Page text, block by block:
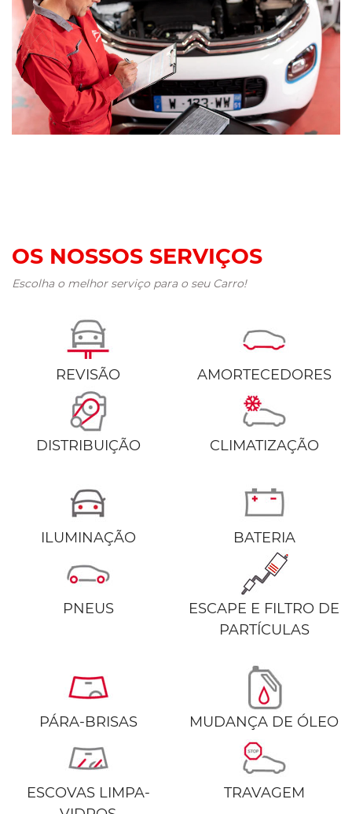
OS NOSSOS SERVIÇOS
Escolha o melhor serviço para o seu Carro!
REVISÃO AMORTECEDORES
DISTRIBUIÇÃO CLIMATIZAÇÃO
ILUMINAÇÃO BATERIA
PNEUS
ESCAPE E FILTRO DE
PARTÍCULAS
PÁRA-BRISAS MUDANÇA DE ÓLEO
ESCOVAS LIMPA-
TRAVAGEM